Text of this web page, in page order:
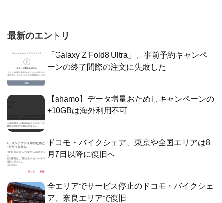
最新のエントリ
「Galaxy Z Fold8 Ultra」、事前予約キャンペ
ーンの終了間際の注文に失敗した
【ahamo】データ増量おためしキャンペーンの
+10GBは海外利用不可
ドコモ・バイクシェア、東京や全国エリアは8
月7日以降に復旧へ
全エリアでサービス停止のドコモ・バイクシェ
ア、奈良エリアで復旧